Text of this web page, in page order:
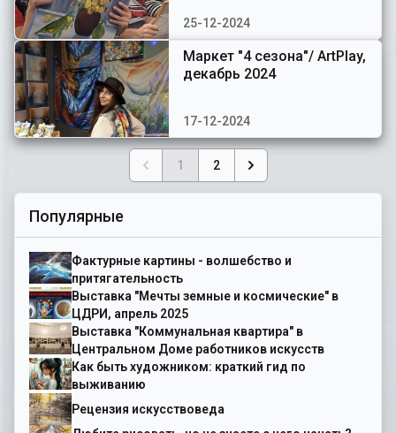
25-12-2024
Маркет "4 сезона"/ ArtPlay,
декабрь 2024
17-12-2024
1 2
Популярные
Фактурные картины - волшебство и
притягательность
Выставка "Мечты земные и космические" в
ЦДРИ, апрель 2025
Выставка "Коммунальная квартира" в
Центральном Доме работников искусств
Как быть художником: краткий гид по
выживанию
Рецензия искусствоведа